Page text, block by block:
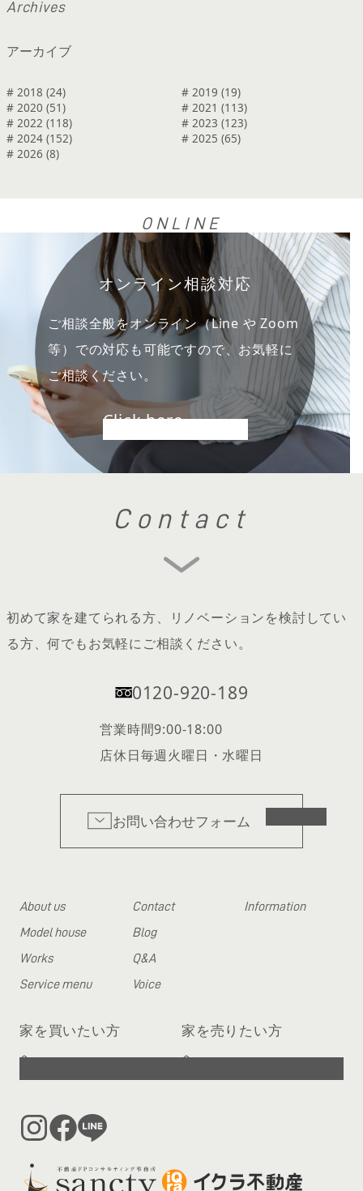
Archives
アーカイブ
# 2018 (24)
# 2019 (19)
# 2020 (51)
# 2021 (113)
# 2022 (118)
# 2023 (123)
# 2024 (152)
# 2025 (65)
# 2026 (8)
ONLINE
オンライン相談対応
ご相談全般をオンライン（Line や Zoom
等）での対応も可能ですので、お気軽に
ご相談ください。
Click here
Contact
初めて家を建てられる方、リノベーションを検討してい
る方、何でもお気軽にご相談ください。
0120-920-189
営業時間9:00-18:00
店休日毎週火曜日・水曜日
お問い合わせフォーム
About us
Model house
Works
Service menu
Contact
Blog
Q&A
Voice
Information
家を買いたい方
へ
家を売りたい方
へ